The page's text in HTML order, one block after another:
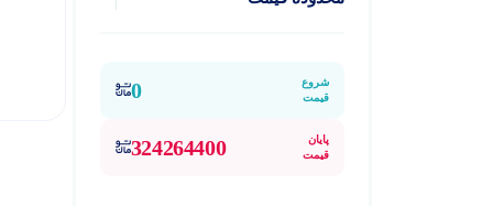
شروع
قیمت
0
پایان
قیمت
324264400